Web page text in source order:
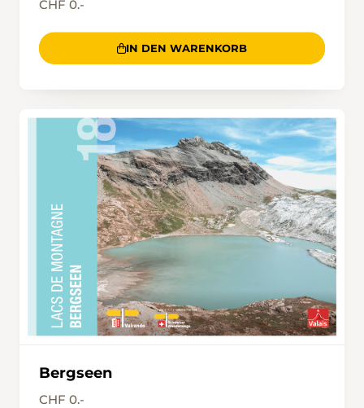
CHF 0.-
IN DEN WARENKORB
Bergseen
CHF 0.-